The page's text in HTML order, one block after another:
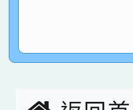
指導老
賽 劉文
臺灣台
賀！本
市賽榮